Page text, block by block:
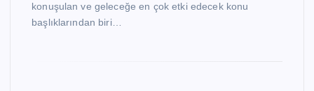
konuşulan ve geleceğe en çok etki edecek konu
başlıklarından biri…